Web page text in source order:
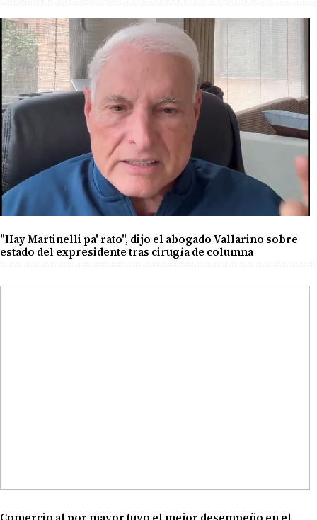
"Hay Martinelli pa' rato", dijo el abogado Vallarino sobre
estado del expresidente tras cirugía de columna